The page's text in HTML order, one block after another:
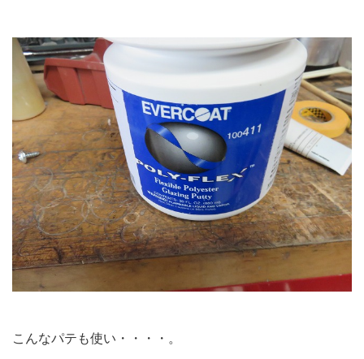
こんなパテも使い・・・・。